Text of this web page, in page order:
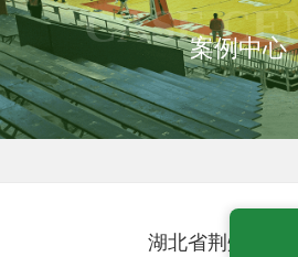
CASE案例中心
湖北省荆州市金